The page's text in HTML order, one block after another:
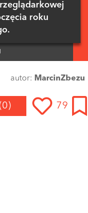
roku
autor: MarcinZbezu
79